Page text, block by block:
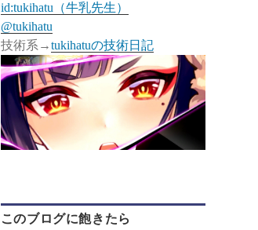
id:tukihatu（牛乳先生）
@tukihatu
技術系→tukihatuの技術日記
このブログに飽きたら